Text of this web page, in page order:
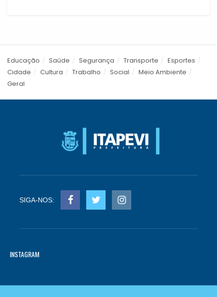
Educação Saúde Segurança Transporte
Esportes
Cidade
Cultura Trabalho Social
Meio Ambiente
Geral
SIGA-NOS:
INSTAGRAM